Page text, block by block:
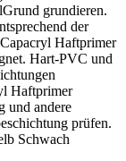
grundieren.
der
Haftprimer
Hart-PVC und
Haftprimer
und andere
prüfen.
Schwach